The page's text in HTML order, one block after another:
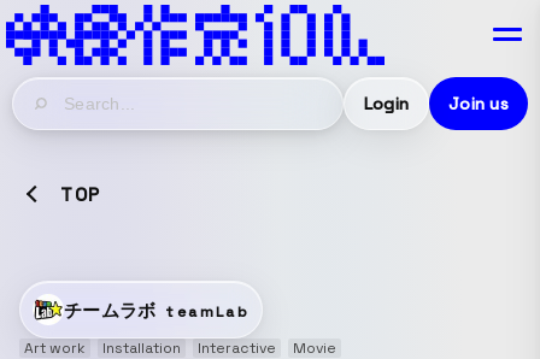
Login Join us
TOP
チームラボ teamLab
Art work
Installation Interactive Movie